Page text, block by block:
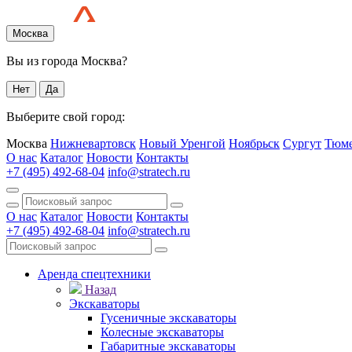
Москва
Вы из города Москва?
Нет Да
Выберите свой город:
Москва Нижневартовск Новый Уренгой Ноябрьск Сургут
О нас Каталог Новости Контакты
+7 (495) 492-68-04 info@stratech.ru
О нас Каталог Новости Контакты
+7 (495) 492-68-04 info@stratech.ru
Аренда спецтехники
Назад
Экскаваторы
Гусеничные экскаваторы
Колесные экскаваторы
Габаритные экскаваторы